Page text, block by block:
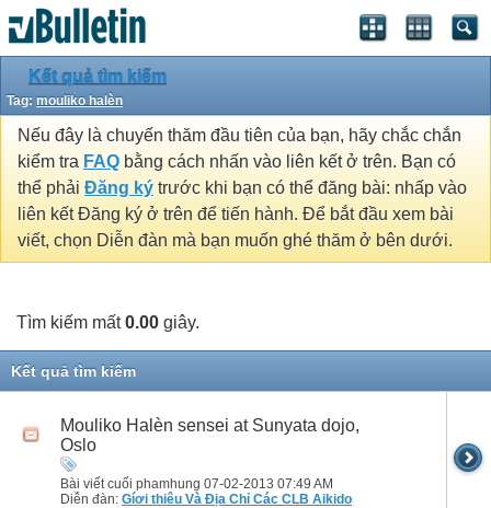
Kết quả tìm kiếm
Tag: mouliko halèn
Nếu đây là chuyến thăm đầu tiên của bạn, hãy chắc chắn
kiểm tra FAQ bằng cách nhấn vào liên kết ở trên. Bạn có
thể phải Đăng ký trước khi bạn có thể đăng bài: nhấp vào
liên kết Đăng ký ở trên để tiến hành. Để bắt đầu xem bài
viết, chọn Diễn đàn mà bạn muốn ghé thăm ở bên dưới.
Tìm kiếm mất0.00 giây.
Kết quả tìm kiếm
Mouliko Halèn sensei at Sunyata dojo,
Oslo
Bài viết cuối phamhung 07-02-2013 07:49 AM
Diễn đàn: Gíơi thiêu Và Địa Chỉ Các CLB Aikido